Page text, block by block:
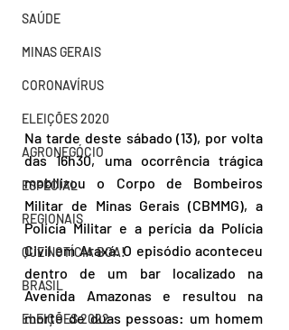
SAÚDE
MINAS GERAIS
CORONAVÍRUS
ELEIÇÕES 2020
AGRONEGÓCIO
ESPECIAL
REGIONAIS
QUE NOTÍCIA BOA!
BRASIL
ELEIÇÕES 2022
Na tarde deste sábado (13), por volta
das 16h30, uma ocorrência trágica
mobilizou o Corpo de Bombeiros
Militar de Minas Gerais (CBMMG), a
Polícia Militar e a perícia da Polícia
Civil em Araxá. O episódio aconteceu
dentro de um bar localizado na
Avenida Amazonas e resultou na
morte de duas pessoas: um homem